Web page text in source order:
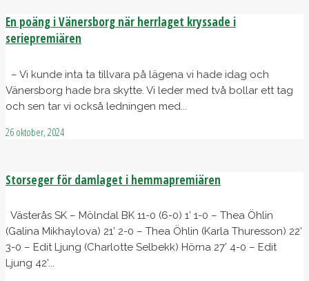
En poäng i Vänersborg när herrlaget kryssade i
seriepremiären
– Vi kunde inta ta tillvara på lägena vi hade idag och
Vänersborg hade bra skytte. Vi leder med två bollar ett tag
och sen tar vi också ledningen med...
26 oktober, 2024
Storseger för damlaget i hemmapremiären
Västerås SK – Mölndal BK 11-0 (6-0) 1’ 1-0 – Thea Öhlin
(Galina Mikhaylova) 21’ 2-0 – Thea Öhlin (Karla Thuresson) 22’
3-0 – Edit Ljung (Charlotte Selbekk) Hörna 27’ 4-0 – Edit
Ljung 42’...